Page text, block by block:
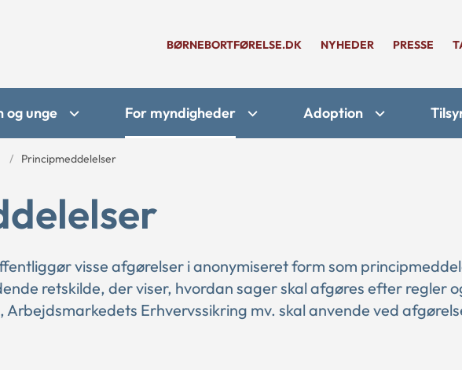
BØRNEBORTFØRELSE.DK NYHEDER PRESSE
og unge For myndigheder Adoption
Principmeddelelser
visse afgørelser i anonymiseret form som
retskilde, der viser, hvordan sager skal afgøres efter regler
Arbejdsmarkedets Erhvervssikring mv. skal anvende ved